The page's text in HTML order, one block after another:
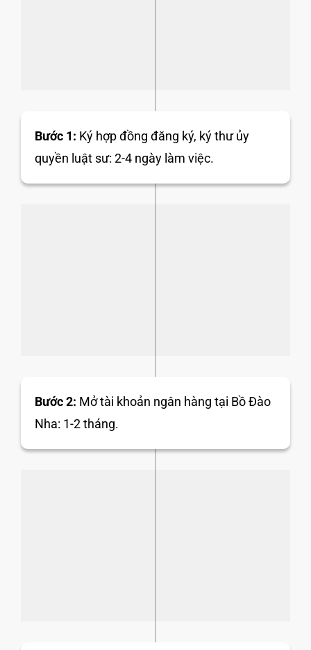
Bước 1: Ký hợp đồng đăng ký, ký thư ủy
quyền luật sư: 2-4 ngày làm việc.
Bước 2: Mở tài khoản ngân hàng tại Bồ Đào
Nha: 1-2 tháng.